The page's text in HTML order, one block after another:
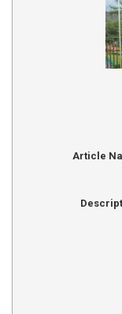
Article